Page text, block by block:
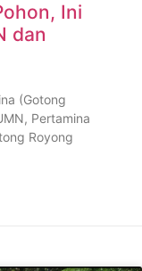
Ini
dan
(Gotong
Pertamina
Royong